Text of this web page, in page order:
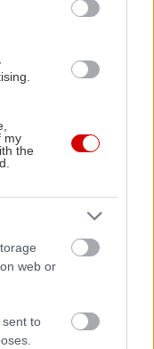
my
the
web or
to
Μέσα από
η υλική όσο και
τις κοινές
μεταξύ λαών
των ξεναγήσεων,
μέσω e-mail
Τετάρτη 25
ες θα πρέπει να
να